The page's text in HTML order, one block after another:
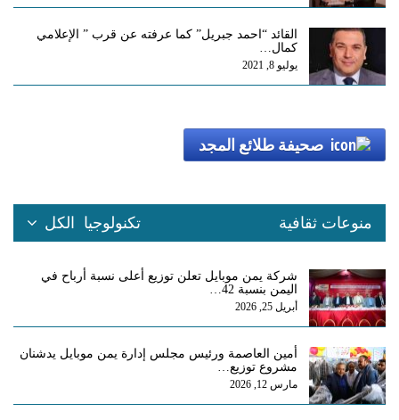
القائد “احمد جبريل” كما عرفته عن قرب ” الإعلامي
كمال…
يوليو 8, 2021
صحيفة طلائع المجد
الكل منوعات ثقافية تكنولوجيا
شركة يمن موبايل تعلن توزيع أعلى نسبة أرباح في
اليمن بنسبة 42…
أبريل 25, 2026
أمين العاصمة ورئيس مجلس إدارة يمن موبايل يدشنان
مشروع توزيع…
مارس 12, 2026